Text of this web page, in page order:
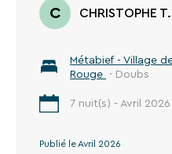
Une
C CHRISTOPHE T.
Métabief - Village
Rouge · Doubs
7 nuit(s) - Avril 2026
Publié le Avril 2026